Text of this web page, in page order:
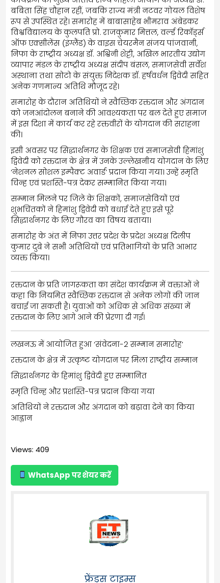
बबिता सिंह चौहान रहीं, जबकि राज्य मंत्री नटवर गोयल विशेष
रूप से उपस्थित रहे। समारोह में बाबासाहेब भीमराव अंबेडकर
विश्वविद्यालय के कुलपति प्रो. राजकुमार मित्तल, वर्ल्ड रिकॉर्ड्स
ऑफ एक्सीलेंस (इंग्लैंड) के वाइस चेयरमैन संजय पांजवानी,
निफा के राष्ट्रीय अध्यक्ष डॉ. अश्विनी शेट्टी, अखिल भारतीय उद्योग
व्यापार मंडल के राष्ट्रीय अध्यक्ष संदीप बंसल, समाजसेवी सर्वेश
अस्थाना तथा सोटो के संयुक्त निदेशक डॉ. हर्षवर्धन द्विवेदी सहित
अनेक गणमान्य अतिथि मौजूद रहे।
समारोह के दौरान अतिथियों ने स्वैच्छिक रक्तदान और अंगदान
को जनआंदोलन बनाने की आवश्यकता पर बल देते हुए समाज
में इस दिशा में कार्य कर रहे रक्तवीरों के योगदान की सराहना
की।
इसी अवसर पर सिद्धार्थनगर के शिक्षक एवं समाजसेवी हिमांशु
द्विवेदी को रक्तदान के क्षेत्र में उनके उल्लेखनीय योगदान के लिए
‘नेशनल सोशल इम्पैक्ट अवार्ड’ प्रदान किया गया। उन्हें स्मृति
चिन्ह एवं प्रशस्ति-पत्र देकर सम्मानित किया गया।
सम्मान मिलने पर जिले के शिक्षकों, समाजसेवियों एवं
शुभचिंतकों ने हिमांशु द्विवेदी को बधाई देते हुए इसे पूरे
सिद्धार्थनगर के लिए गौरव का विषय बताया।
समारोह के अंत में निफा उत्तर प्रदेश के प्रदेश अध्यक्ष दिलीप
कुमार दुबे ने सभी अतिथियों एवं प्रतिभागियों के प्रति आभार
व्यक्त किया।
रक्तदान के प्रति जागरूकता का संदेश कार्यक्रम में वक्ताओं ने
कहा कि नियमित स्वैच्छिक रक्तदान से अनेक लोगों की जान
बचाई जा सकती है। युवाओं को अधिक से अधिक संख्या में
रक्तदान के लिए आगे आने की प्रेरणा दी गई।
लखनऊ में आयोजित हुआ ‘संवेदना-2 सम्मान समारोह’
रक्तदान के क्षेत्र में उत्कृष्ट योगदान पर मिला राष्ट्रीय सम्मान
सिद्धार्थनगर के हिमांशु द्विवेदी हुए सम्मानित
स्मृति चिन्ह और प्रशस्ति-पत्र प्रदान किया गया
अतिथियों ने रक्तदान और अंगदान को बढ़ावा देने का किया
आह्वान
Views: 409
WhatsApp पर शेयर करें
फ्रेंड्स टाइम्स